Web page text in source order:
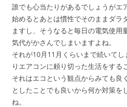
誰でも心当たりがあるでしょうがエ
始めるとあとは慣性でそのままダラ
ますし、そうなると毎日の電気使用
気代がかさんでしまいますよね。
それが10月11月くらいまで続いて
りエアコンに頼り切った生活をする
それはエコという観点からみても良
としたことでも良いから何か対策を
ね。